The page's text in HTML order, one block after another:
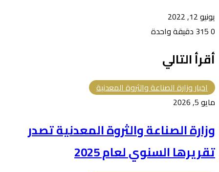
يونيو 12, 2022
0
دقيقة واحدة
أقرأ التالي
اخبار وزارة الصناعة والثروة المعدنية
مايو 5, 2026
وزارة ⁧الصناعة والثروة المعدنية⁩ تصدر
تقريرها السنوي لعام 2025